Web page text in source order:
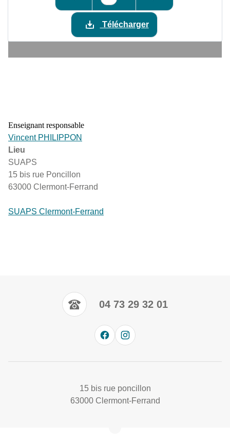
Télécharger
Enseignant responsable
Vincent PHILIPPON
Lieu
SUAPS
15 bis rue Poncillon
63000 Clermont-Ferrand
SUAPS Clermont-Ferrand
04 73 29 32 01
15 bis rue poncillon
63000 Clermont-Ferrand